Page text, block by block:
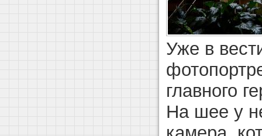
Уже в
главного
На шее у